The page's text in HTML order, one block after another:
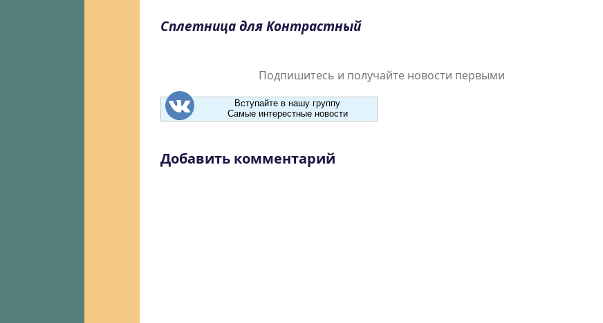
Сплетница для Контрастный
Подпишитесь и получайте новости первыми
Вступайте в нашу группу
Самые интерестные новости
Добавить комментарий